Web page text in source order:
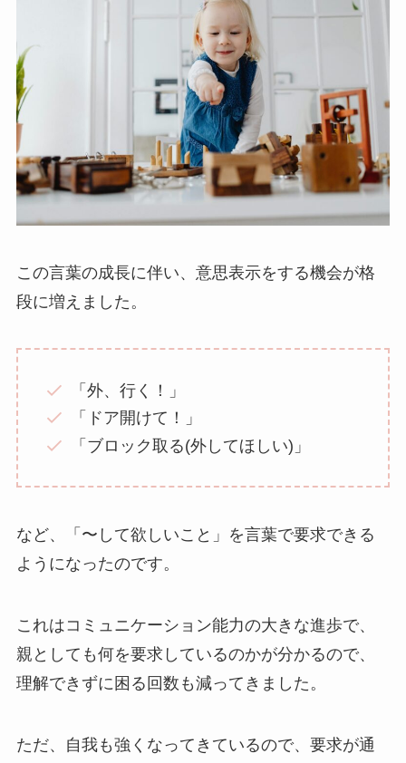
この言葉の成長に伴い、意思表示をする機会が格
段に増えました。
「外、行く！」
「ドア開けて！」
「ブロック取る(外してほしい)」
など、「〜して欲しいこと」を言葉で要求できる
ようになったのです。
これはコミュニケーション能力の大きな進歩で、
親としても何を要求しているのかが分かるので、
理解できずに困る回数も減ってきました。
ただ、自我も強くなってきているので、要求が通